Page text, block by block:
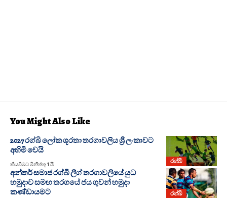
You Might Also Like
රග්බි
2027 රග්බි ලෝක ශූරතා තරගාවලිය ශ්‍රී ලංකාවට
අහිමි වෙයි
කියවීමට මිනිත්තු 1 යි
රග්බි
අන්තර් සමාජ රග්බි ලීග් තරගාවලියේ යුධ
හමුදාව සමඟ තරගයේ ජය ගුවන් හමුදා
කණ්ඩායමට